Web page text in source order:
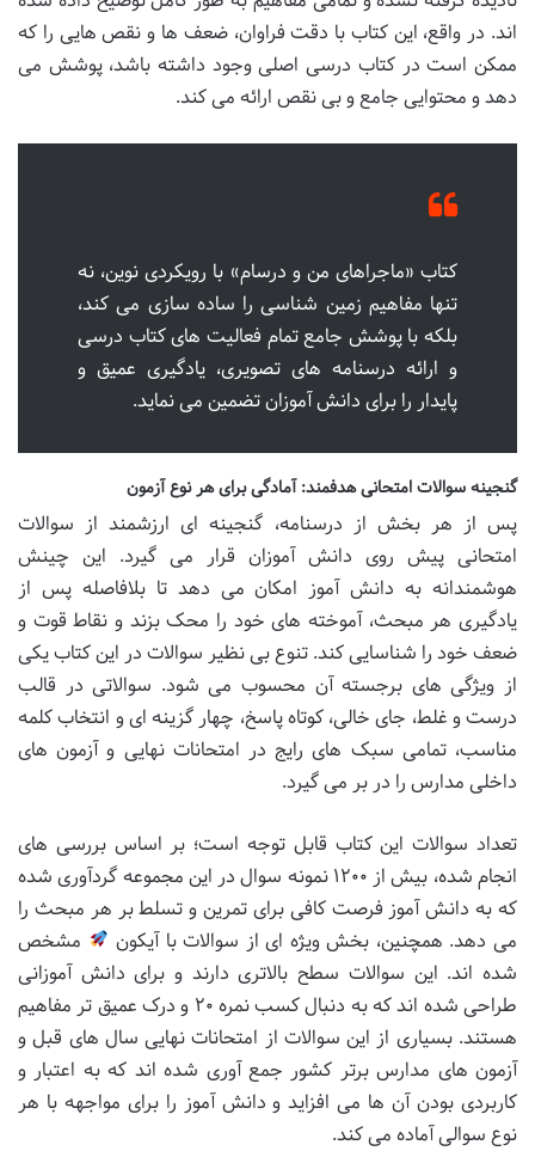
اند. در واقع، این کتاب با دقت فراوان، ضعف ها و نقص هایی را که
ممکن است در کتاب درسی اصلی وجود داشته باشد، پوشش می
دهد و محتوایی جامع و بی نقص ارائه می کند.
کتاب «ماجراهای من و درسام» با رویکردی نوین، نه
تنها مفاهیم زمین شناسی را ساده سازی می کند،
بلکه با پوشش جامع تمام فعالیت های کتاب درسی
و ارائه درسنامه های تصویری، یادگیری عمیق و
پایدار را برای دانش آموزان تضمین می نماید.
گنجینه سوالات امتحانی هدفمند: آمادگی برای هر نوع آزمون
پس از هر بخش از درسنامه، گنجینه ای ارزشمند از سوالات
امتحانی پیش روی دانش آموزان قرار می گیرد. این چینش
هوشمندانه به دانش آموز امکان می دهد تا بلافاصله پس از
یادگیری هر مبحث، آموخته های خود را محک بزند و نقاط قوت و
ضعف خود را شناسایی کند. تنوع بی نظیر سوالات در این کتاب یکی
از ویژگی های برجسته آن محسوب می شود. سوالاتی در قالب
درست و غلط، جای خالی، کوتاه پاسخ، چهار گزینه ای و انتخاب کلمه
مناسب، تمامی سبک های رایج در امتحانات نهایی و آزمون های
داخلی مدارس را در بر می گیرد.
تعداد سوالات این کتاب قابل توجه است؛ بر اساس بررسی های
انجام شده، بیش از ۱۲۰۰ نمونه سوال در این مجموعه گردآوری شده
که به دانش آموز فرصت کافی برای تمرین و تسلط بر هر مبحث را
می دهد. همچنین، بخش ویژه ای از سوالات با آیکون
مشخص
شده اند. این سوالات سطح بالاتری دارند و برای دانش آموزانی
طراحی شده اند که به دنبال کسب نمره ۲۰ و درک عمیق تر مفاهیم
هستند. بسیاری از این سوالات از امتحانات نهایی سال های قبل و
آزمون های مدارس برتر کشور جمع آوری شده اند که به اعتبار و
کاربردی بودن آن ها می افزاید و دانش آموز را برای مواجهه با هر
نوع سوالی آماده می کند.